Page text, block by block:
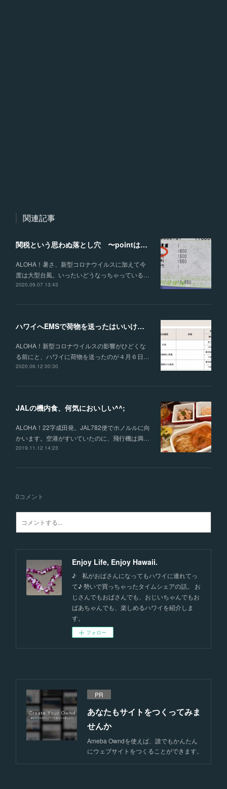
関連記事
関税という思わぬ落とし穴 〜pointは生地の伸び縮み〜
ALOHA！暑さ、新型コロナウイルスに加えて今
度は大型台風。いったいどうなっちゃっている…
2020.09.07 13:43
ハワイへEMSで荷物を送ったはいいけれど
ALOHA！新型コロナウイルスの影響がひどくな
る前にと、ハワイに荷物を送ったのが４月６日…
2020.06.12 00:30
JALの機内食、何気においしい^^;
ALOHA！22字成田発。JAL782便でホノルルに向
かいます。空港がすいていたのに、飛行機は満…
2019.11.12 14:23
0コメント
Enjoy Life, Enjoy Hawaii.
♪ 私がおばさんになってもハワイに連れてっ
て♪ 勢いで買っちゃったタイムシェアの話。 お
じさんでもおばさんでも、おじいちゃんでもお
ばあちゃんでも、楽しめるハワイを紹介しま
す。
フォロー
PR
あなたもサイトをつくってみま
せんか
Ameba Owndを使えば、誰でもかんたん
にウェブサイトをつくることができます。